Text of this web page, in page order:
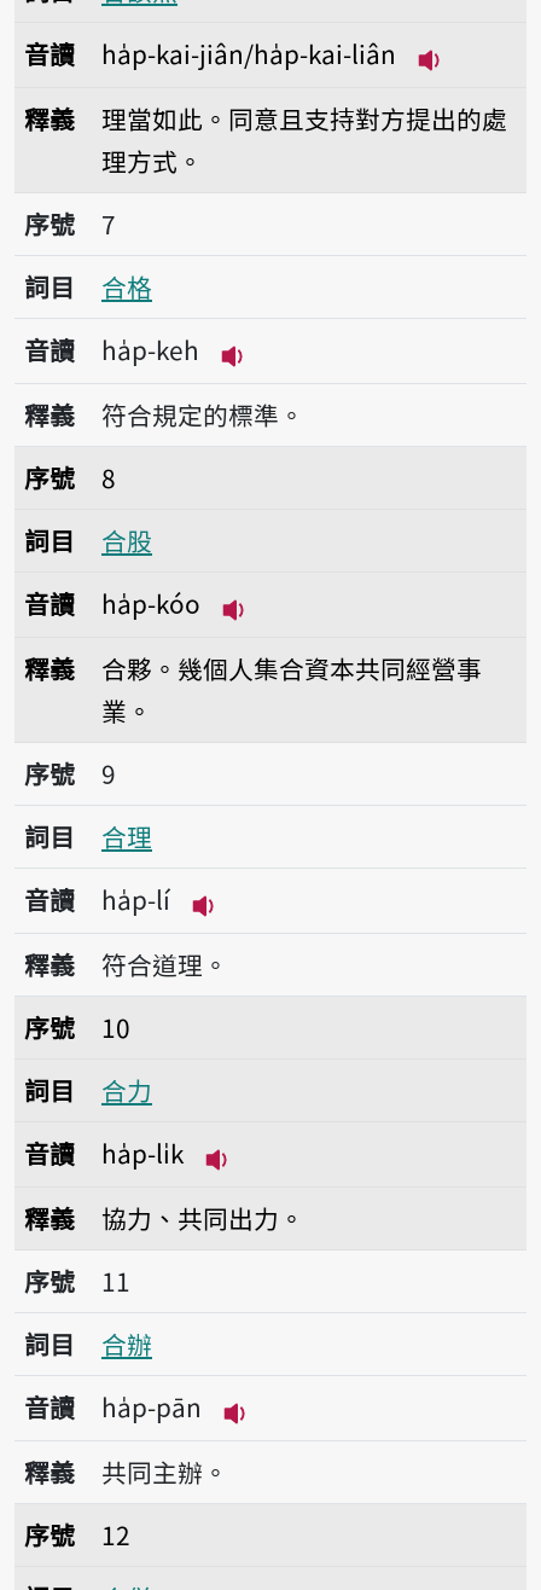
音讀
ha̍p-kai-jiân/ha̍p-kai-liân
釋義
理當如此。同意且支持對方提出的處
理方式。
序號7合格
序號
7
詞目
合格
音讀
ha̍p-keh
播放音讀ha̍p-keh
釋義
符合規定的標準。
序號8合股
序號
8
詞目
合股
音讀
ha̍p-kóo
釋義
合夥。幾個人集合資本共同經營事
業。
序號9合理
序號
9
詞目
合理
音讀
ha̍p-lí
播放音讀ha̍p-lí
釋義
符合道理。
序號10合力
序號
10
詞目
合力
音讀
ha̍p-li̍k
釋義
協力、共同出力。
序號11合辦
序號
11
詞目
合辦
音讀
ha̍p-pān
播放音讀ha̍p-pān
釋義
共同主辦。
序號12合併
序號
12